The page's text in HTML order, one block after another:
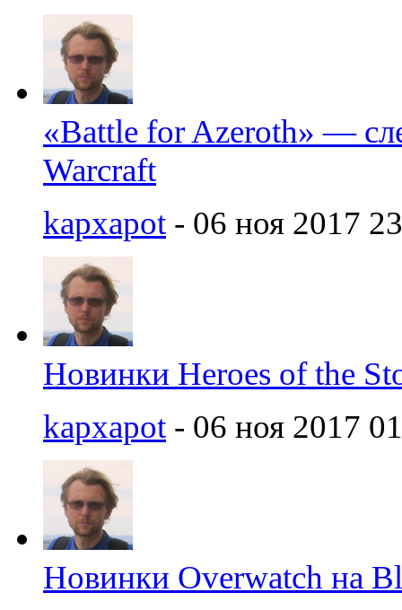
«Battle for Azeroth» —
Warcraft
kapxapot - 06 ноя 2017
Новинки Heroes of the
kapxapot - 06 ноя 2017
Новинки Overwatch на